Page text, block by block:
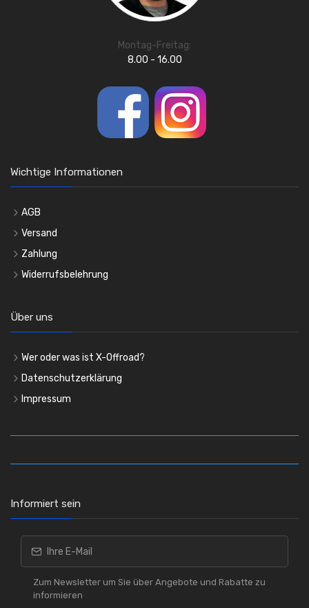
Montag-Freitag:
8.00 - 16.00
Wichtige Informationen
AGB
Versand
Zahlung
Widerrufsbelehrung
Über uns
Wer oder was ist X-Offroad?
Datenschutzerklärung
Impressum
Informiert sein
Zum Newsletter um Sie über Angebote und Rabatte zu
informieren